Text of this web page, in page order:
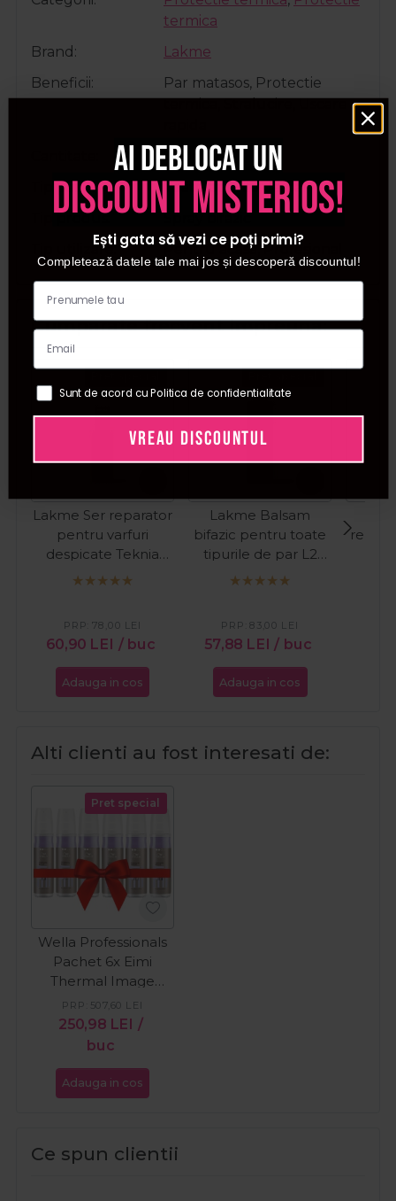
termica
Brand
Lakme
Beneficii
Par matasos, Protectie
termica, Stralucire, Uscare
200ml
Tip par
Toate tipurile de par
Tip produs
Spray bifazic
Tip utilizare
Pentru acasa, Profesional
Cumparate frecvent impreuna:
Lakme Ser reparator
pentru varfuri
despicate Teknia
Deep Care Drops
60,90 LEI / buc
PRP:78,00 LEI
Adauga in cos
Lakme Balsam
bifazic pentru toate
tipurile de par L2
Classic Bi-Phase
57,88 LEI / buc
PRP:83,00 LEI
Adauga in cos
Alti clienti au fost interesati de:
Pret special
Wella Professionals
Pachet 6x Eimi
Thermal Image
Spray pentru
protectie termica
150ml
250,98 LEI /
buc
PRP: 507,60 LEI
Adauga in cos
Ce spun clientii
Ai deblocat un
discount misterios!
Ești gata să vezi ce poți primi?
Completează datele tale mai jos și descoperă discountul!
Sunt de acord cu Politica de confidentialitate
VREAU DISCOUNTUL